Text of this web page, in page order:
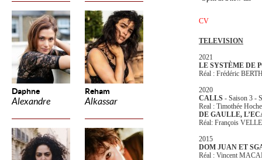
Daphne
Alexandre
Reham
Alkassar
CV
TELEVISION
2021
LE SYSTÈME DE
Réal : Frédéric
2020
CALLS - Saison 3 -
Real : Timothée
DE GAULLE,
Réal: François
2015
DOM JUAN ET
Réal : Vincent